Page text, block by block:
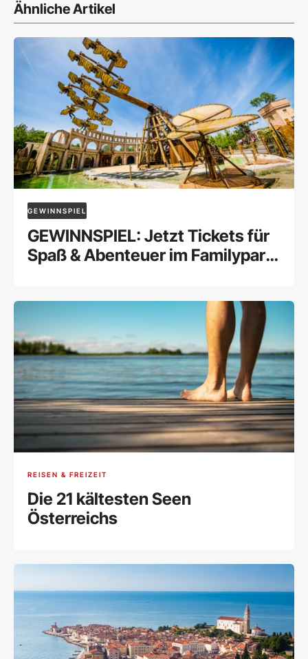
Ähnliche Artikel
GEWINNSPIEL
GEWINNSPIEL: Jetzt Tickets für
Spaß & Abenteuer im Familypark
REISEN & FREIZEIT
Die 21 kältesten Seen
Österreichs